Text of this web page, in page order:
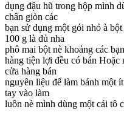
dụng đậu hũ trong hộp mình
chân giòn các
bạn sử dụng một gói nhỏ à
100 g là đủ nha
phô mai bột nè khoảng các
hàng tiện lợi đều có bán Hoặc
cửa hàng bán
nguyên liệu để làm bánh một
tay vào làm
luôn nè mình dùng một cái tô